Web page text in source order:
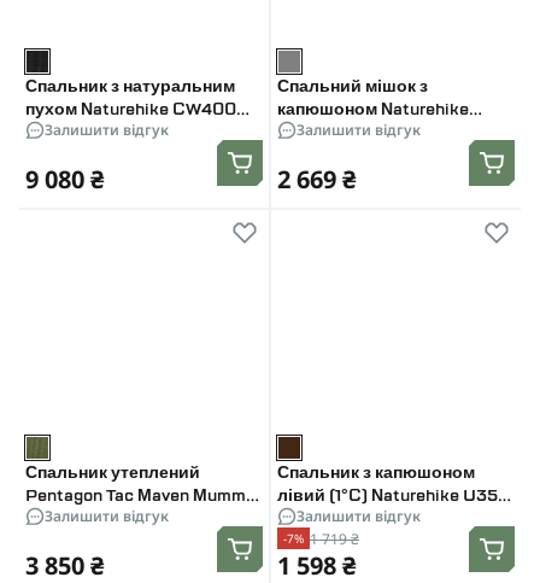
Спальник з натуральним
пухом Naturehike CW400
NH18C400-D, p-р L, чорно-
Залишити відгук
9 080 ₴
Спальний мішок з
капюшоном Naturehike
Clear Sky CNK2450WS042.
Залишити відгук
2 669 ₴
Спальник утеплений
Pentagon Tac Maven Mummy.
Олива
Залишити відгук
3 850 ₴
Спальник з капюшоном
лівий (1°C) Naturehike U350
NH20MSD07. Коричневий
Залишити відгук
-7% 1 719 ₴
1 598 ₴